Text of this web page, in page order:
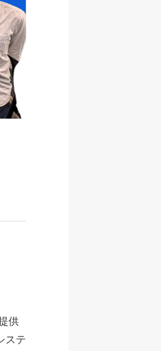
供
ステ